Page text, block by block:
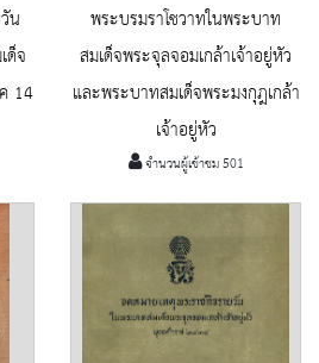
น
ด็จ
14
พระบรมราโชวาทในพระบาท
สมเด็จพระจุลจอมเกล้าเจ้าอยู่หัว
และพระบาทสมเด็จพระมงกุฎเกล้า
เจ้าอยู่หัว
จำนวนผู้เข้าชม 501